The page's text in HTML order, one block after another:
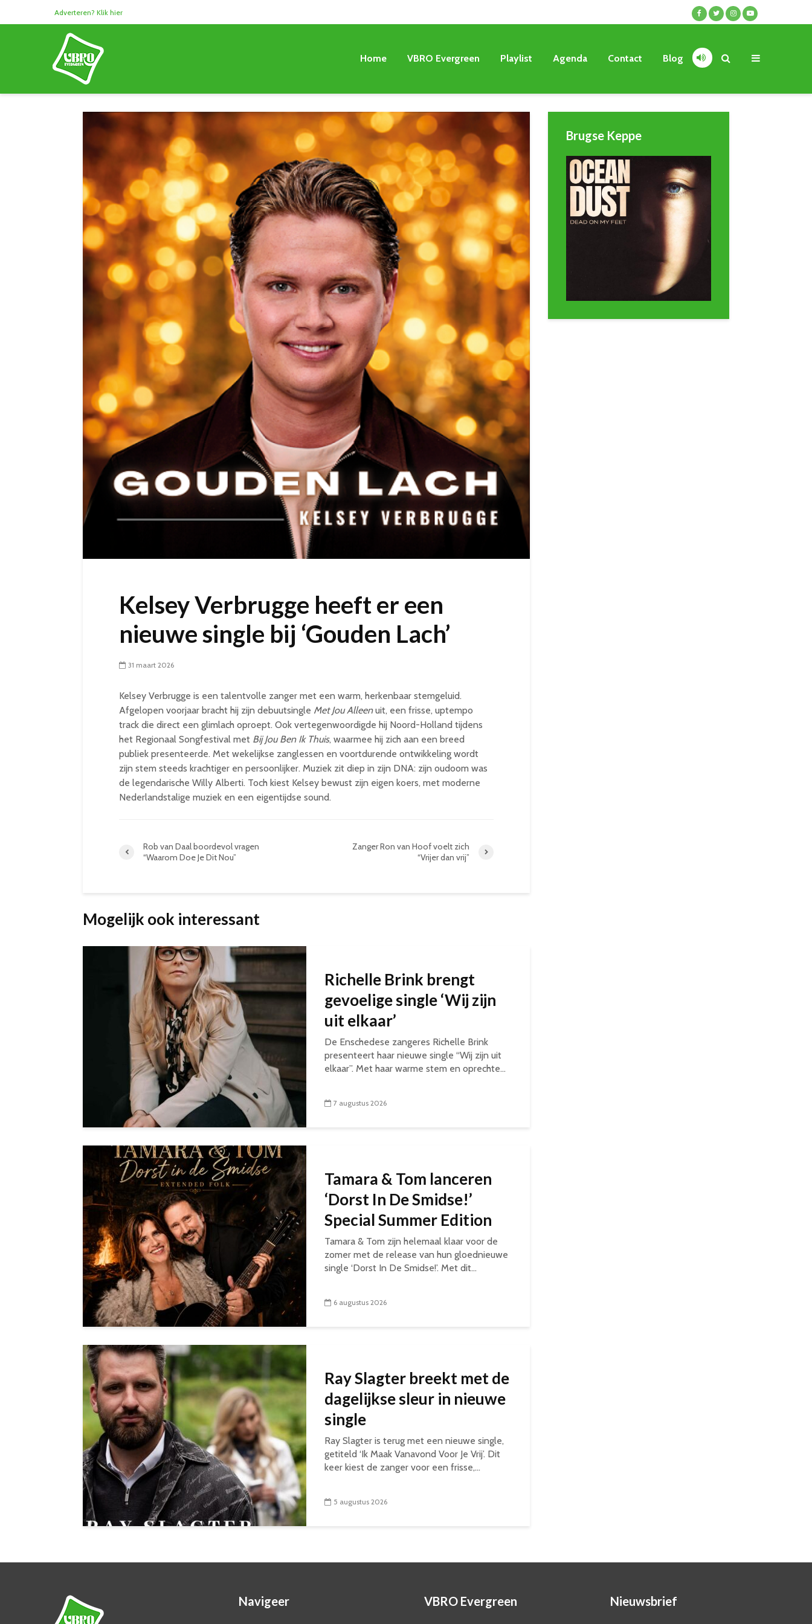
Adverteren? Klik hier
Home VBRO Evergreen Playlist Agenda Contact Blog
Kelsey Verbrugge heeft er een
nieuwe single bij ‘Gouden Lach’
31 maart 2026
Kelsey Verbrugge is een talentvolle zanger met een warm, herkenbaar stemgeluid.
Afgelopen voorjaar bracht hij zijn debuutsingle Met Jou Alleenuit, een frisse, uptempo
track die direct een glimlach oproept. Ook vertegenwoordigde hij Noord-Holland tijdens
het Regionaal Songfestival met Bij Jou Ben Ik Thuis, waarmee hij zich aan een breed
publiek presenteerde. Met wekelijkse zanglessen en voortdurende ontwikkeling wordt
zijn stem steeds krachtiger en persoonlijker. Muziek zit diep in zijn DNA: zijn oudoom was
de legendarische Willy Alberti. Toch kiest Kelsey bewust zijn eigen koers, met moderne
Nederlandstalige muziek en een eigentijdse sound.
Rob van Daal boordevol vragen
“Waarom Doe Je Dit Nou”
Zanger Ron van Hoof voelt zich
“Vrijer dan vrij”
Mogelijk ook interessant
Richelle Brink brengt
gevoelige single ‘Wij zijn
uit elkaar’
De Enschedese zangeres Richelle Brink
presenteert haar nieuwe single “Wij zijn uit
elkaar”. Met haar warme stem en oprechte...
7 augustus 2026
Tamara & Tom lanceren
‘Dorst In De Smidse!’
Special Summer Edition
Tamara & Tom zijn helemaal klaar voor de
zomer met de release van hun gloednieuwe
single ‘Dorst In De Smidse!’. Met dit...
6 augustus 2026
Ray Slagter breekt met de
dagelijkse sleur in nieuwe
single
Ray Slagter is terug met een nieuwe single,
getiteld ‘Ik Maak Vanavond Voor Je Vrij’. Dit
keer kiest de zanger voor een frisse,...
5 augustus 2026
Brugse Keppe
Navigeer VBRO Evergreen Nieuwsbrief